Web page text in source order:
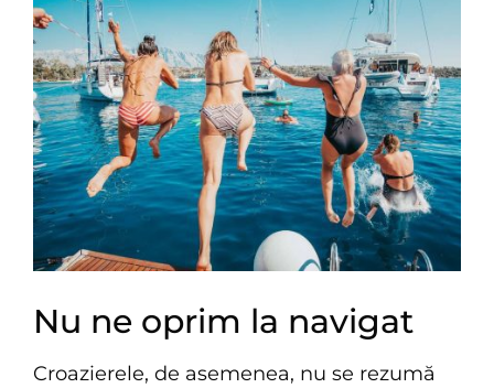
Nu ne oprim la navigat
Croazierele, de asemenea, nu se rezumă